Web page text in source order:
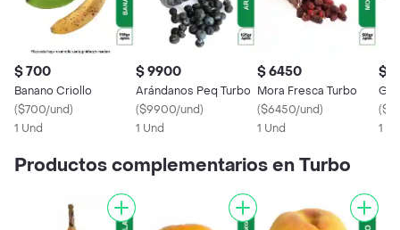
$ 700
Banano Criollo
($700/und)
1 Und
$ 9900
Arándanos Peq Turbo
($9900/und)
1 Und
$ 6450
Mora Fresca Turbo
($6450/und)
1 Und
$
(
1
Productos complementarios en Turbo